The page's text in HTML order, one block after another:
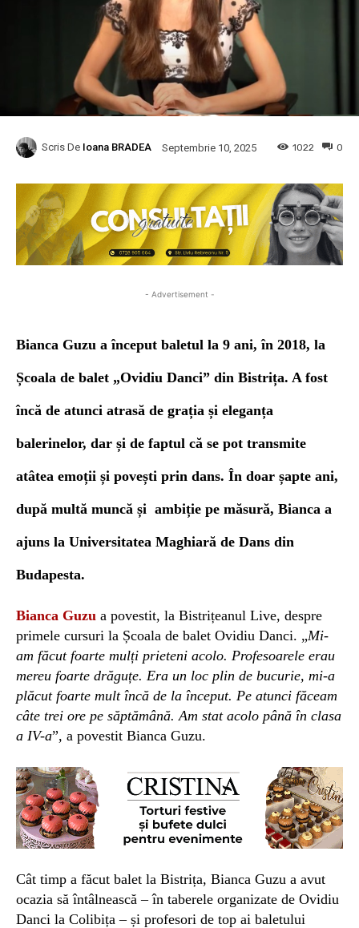
Scris De Ioana BRADEA Septembrie 10, 2025 0
1022
- Advertisement -
Bianca Guzu a început baletul la 9 ani,în 2018, la
Școala de balet „Ovidiu Danci” din Bistrița. A fost
încă de atunci atrasă de grația și eleganța
balerinelor, dar și de faptul că se pot transmite
atâtea emoții și povești prin dans. În doar șapte ani,
după multă muncă și ambiție pe măsură, Bianca a
ajuns la Universitatea Maghiară de Dans din
Budapesta.
Bianca Guzu a povestit, la Bistrițeanul Live, despre
primele cursuri la Școala de balet Ovidiu Danci. „Mi-
am făcut foarte mulți prieteni acolo. Profesoarele erau
mereu foarte drăguțe. Era un loc plin de bucurie, mi-a
plăcut foarte mult încă de la început. Pe atunci făceam
câte trei ore pe săptămână. Am stat acolo până în clasa
a IV-a”, a povestit Bianca Guzu.
Cât timp a făcut balet la Bistrița, Bianca Guzu a avut
ocazia să întâlnească – în taberele organizate de Ovidiu
Danci la Colibița – și profesori de top ai baletului